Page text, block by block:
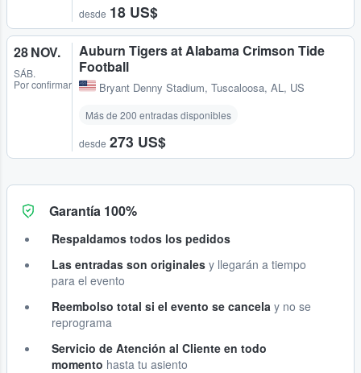
desde 18 US$
28 NOV.
SÁB.
Por confirmar
Auburn Tigers at Alabama Crimson Tide
Football
Bryant Denny Stadium, Tuscaloosa, AL, US
Más de 200 entradas disponibles
desde 273 US$
Garantía 100%
Respaldamos todos los pedidos
Las entradas son originales y llegarán a tiempo
para el evento
Reembolso total si el evento se cancela y no se
reprograma
Servicio de Atención al Cliente en todo
momento hasta tu asiento